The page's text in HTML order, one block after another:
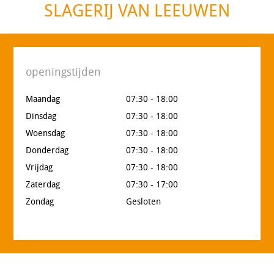
SLAGERIJ VAN LEEUWEN
openingstijden
Maandag
07:30 - 18:00
Dinsdag
07:30 - 18:00
Woensdag
07:30 - 18:00
Donderdag
07:30 - 18:00
Vrijdag
07:30 - 18:00
Zaterdag
07:30 - 17:00
Zondag
Gesloten